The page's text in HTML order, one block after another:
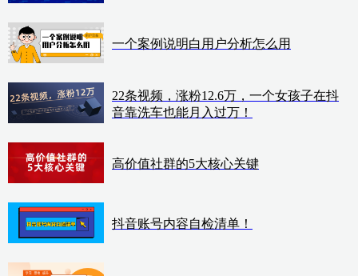
一个案例说明白用户分析怎么用
22条视频，涨粉12.6万，一个女孩子在抖
音靠洗车也能月入过万！
高价值社群的5大核心关键
抖音账号内容自检清单！